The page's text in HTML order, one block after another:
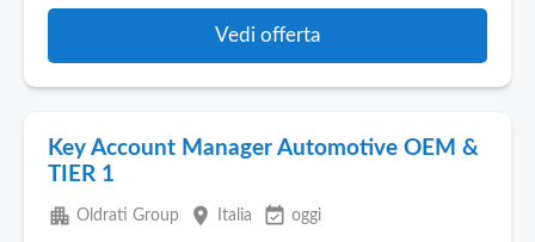
Vedi offerta
Key Account Manager Automotive OEM &
TIER 1
apartment Oldrati Group place Italia event_available oggi